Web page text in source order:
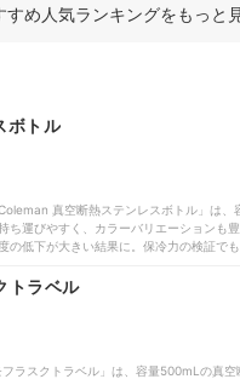
すめ人気ランキングをもっと
ボトル
真空断熱ステンレスボトル」は
ち運びやすく、カラーバリエーション
低下が大きい結果に。保冷力の検証で
。セラミック加工によるにおいのつき
トラベル
ラスクトラベル」は、容量500mLの真